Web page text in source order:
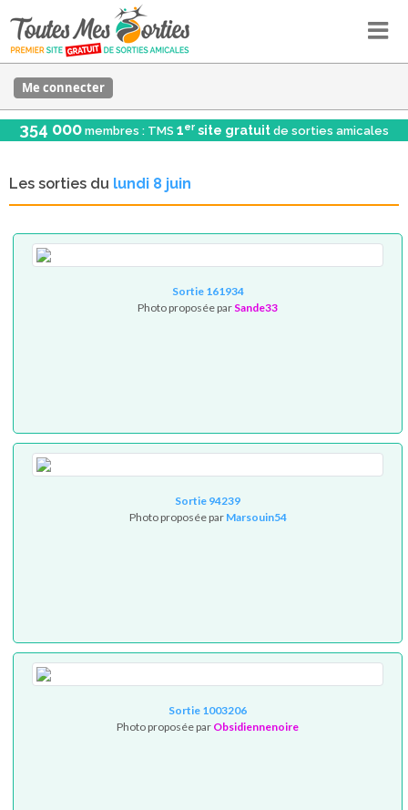
Me connecter
354 000 membres : TMS 1er site gratuit de sorties amicales
Les sorties du lundi 8 juin
Sortie 161934
Photo proposée par Sande33
Sortie 94239
Photo proposée par Marsouin54
Sortie 1003206
Photo proposée par Obsidiennenoire